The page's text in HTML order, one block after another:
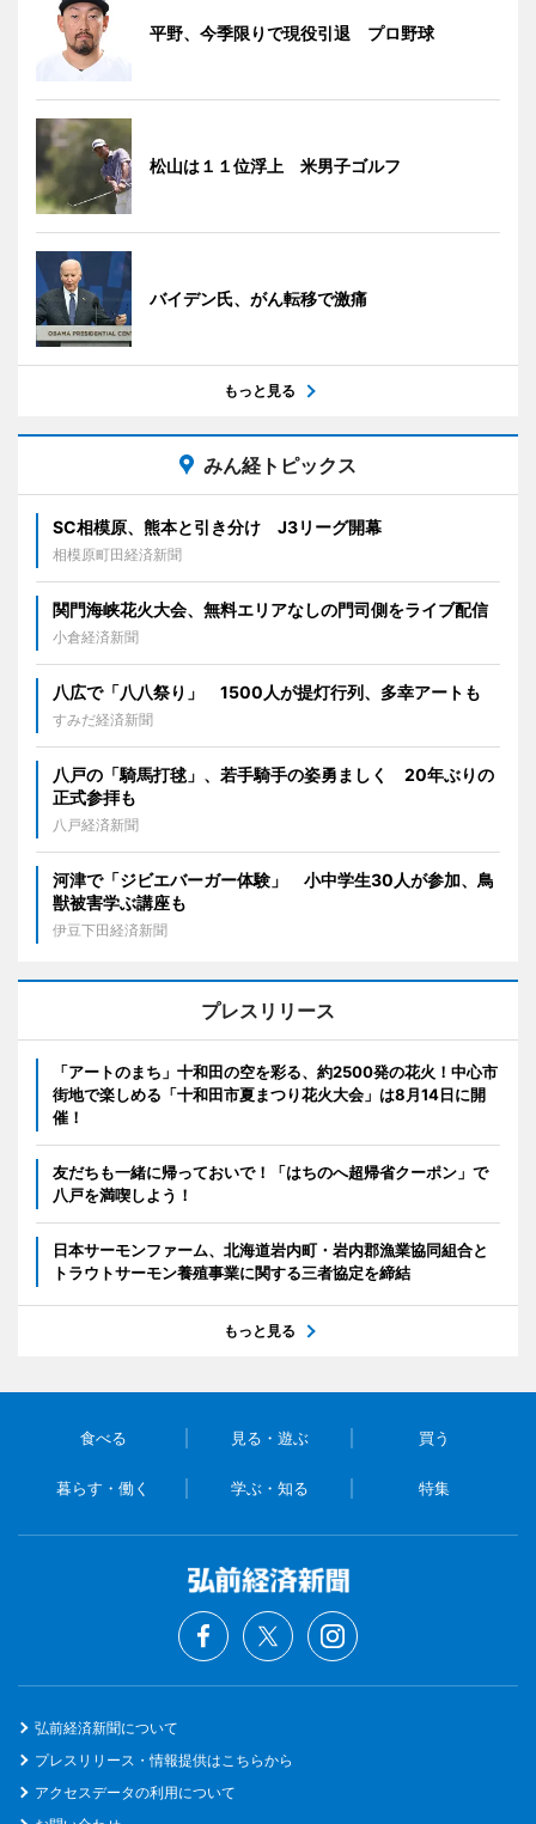
平野、今季限りで現役引退 プロ野球
松山は１１位浮上 米男子ゴルフ
バイデン氏、がん転移で激痛
もっと見る
みん経トピックス
SC相模原、熊本と引き分け J3リーグ開幕
相模原町田経済新聞
関門海峡花火大会、無料エリアなしの門司側をライブ配信
小倉経済新聞
八広で「八八祭り」 1500人が提灯行列、多幸アートも
すみだ経済新聞
八戸の「騎馬打毬」、若手騎手の姿勇ましく 20年ぶりの
正式参拝も
八戸経済新聞
河津で「ジビエバーガー体験」 小中学生30人が参加、鳥
獣被害学ぶ講座も
伊豆下田経済新聞
プレスリリース
「アートのまち」十和田の空を彩る、約2500発の花火！中心市
街地で楽しめる「十和田市夏まつり花火大会」は8月14日に開
催！
友だちも一緒に帰っておいで！「はちのへ超帰省クーポン」で
八戸を満喫しよう！
日本サーモンファーム、北海道岩内町・岩内郡漁業協同組合と
トラウトサーモン養殖事業に関する三者協定を締結
もっと見る
食べる 見る・遊ぶ 買う
暮らす・働く 学ぶ・知る 特集
弘前経済新聞について
プレスリリース・情報提供はこちらから
アクセスデータの利用について